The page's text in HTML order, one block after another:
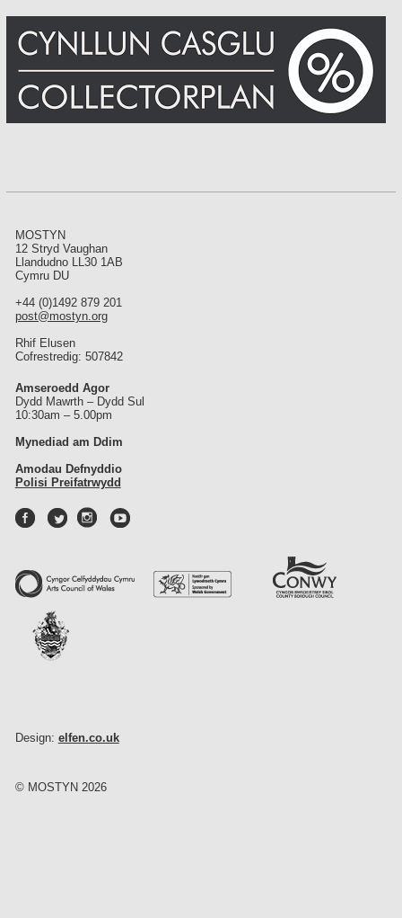
MOSTYN
12 Stryd Vaughan
Llandudno LL30 1AB
Cymru DU
+44 (0)1492 879 201
post@mostyn.org
Rhif Elusen
Cofrestredig: 507842
Amseroedd Agor
Dydd Mawrth – Dydd Sul
10:30am – 5.00pm
Mynediad am Ddim
Amodau Defnyddio
Polisi Preifatrwydd
Design: elfen.co.uk
© MOSTYN 2026